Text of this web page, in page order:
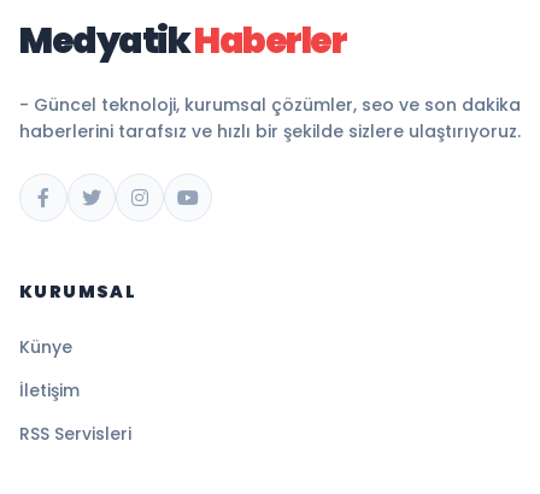
MedyatikHaberler
- Güncel teknoloji, kurumsal çözümler, seo ve son dakika
haberlerini tarafsız ve hızlı bir şekilde sizlere ulaştırıyoruz.
KURUMSAL
Künye
İletişim
RSS Servisleri